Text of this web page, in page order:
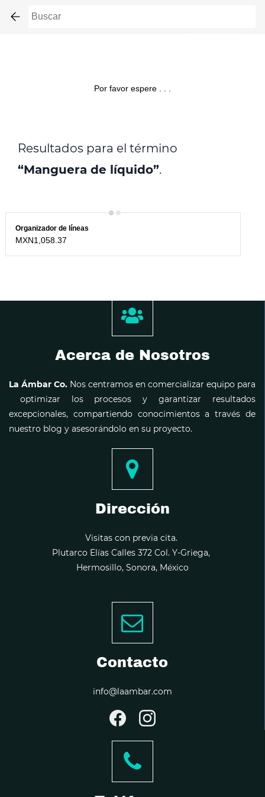
main
Por favor espere . . .
Resultados para el término
“Manguera de líquido”.
Organizador de líneas
MXN1,058.37
Acerca de Nosotros
La Ámbar Co. Nos centramos en comercializar equipo para
optimizar los procesos y garantizar resultados
excepcionales, compartiendo conocimientos a través de
nuestro blog y asesorándolo en su proyecto.
Dirección
Visitas con previa cita.
Plutarco Elías Calles 372 Col. Y-Griega,
Hermosillo, Sonora, México
Contacto
info@laambar.com